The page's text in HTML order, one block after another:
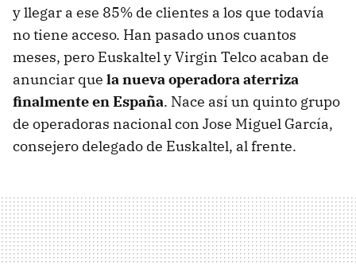
y llegar a ese 85% de clientes a los que todavía
no tiene acceso. Han pasado unos cuantos
meses, pero Euskaltel y Virgin Telco acaban de
anunciar que la nueva operadora aterriza
finalmente en España. Nace así un quinto grupo
de operadoras nacional con Jose Miguel García,
consejero delegado de Euskaltel, al frente.